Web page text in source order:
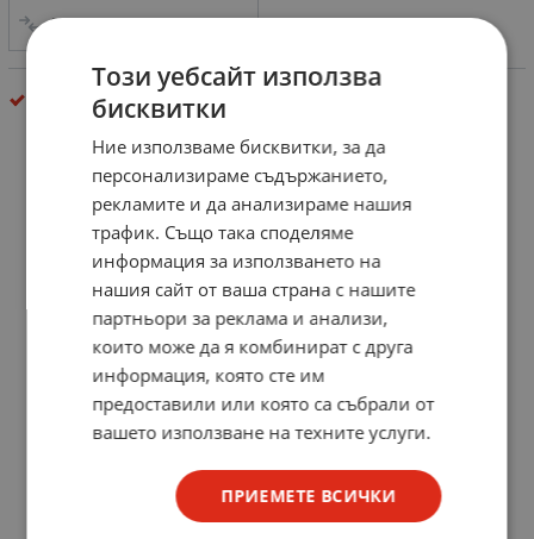
СРАВНИ
кабелни обувки и накрайници
Този уебсайт използва
бисквитки
Ние използваме бисквитки, за да
персонализираме съдържанието,
рекламите и да анализираме нашия
трафик. Също така споделяме
информация за използването на
нашия сайт от ваша страна с нашите
партньори за реклама и анализи,
които може да я комбинират с друга
информация, която сте им
предоставили или която са събрали от
вашето използване на техните услуги.
ПРИЕМЕТЕ ВСИЧКИ